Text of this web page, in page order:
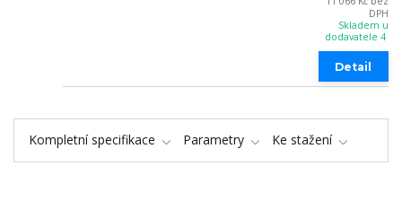
DPH
Skladem u
dodavatele 4
Detail
Kompletní specifikace Parametry Ke stažení